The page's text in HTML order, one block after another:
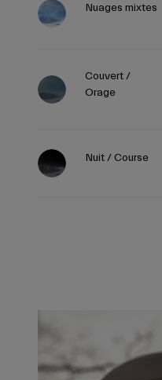
Nuages mixtes
Couvert /
Orage
Nuit / Course